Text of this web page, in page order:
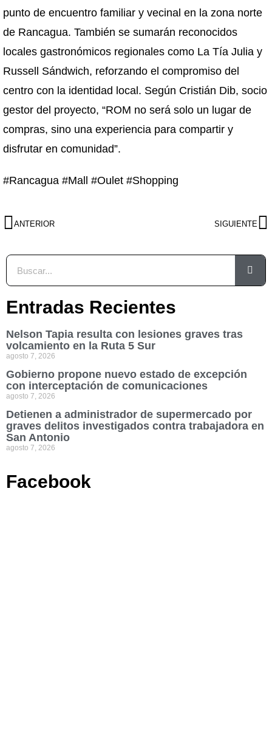
punto de encuentro familiar y vecinal en la zona norte
de Rancagua. También se sumarán reconocidos
locales gastronómicos regionales como La Tía Julia y
Russell Sándwich, reforzando el compromiso del
centro con la identidad local. Según Cristián Dib, socio
gestor del proyecto, “ROM no será solo un lugar de
compras, sino una experiencia para compartir y
disfrutar en comunidad”.
#Rancagua #Mall #Oulet #Shopping
ANTERIOR SIGUIENTE
Entradas Recientes
Nelson Tapia resulta con lesiones graves tras
volcamiento en la Ruta 5 Sur
agosto 7, 2026
Gobierno propone nuevo estado de excepción
con interceptación de comunicaciones
agosto 7, 2026
Detienen a administrador de supermercado por
graves delitos investigados contra trabajadora en
San Antonio
agosto 7, 2026
Facebook